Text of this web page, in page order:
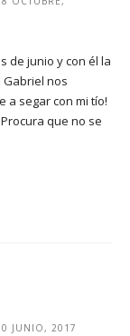
de junio y con él la
nos
a segar con mi tío!
que no se
JUNIO, 2017